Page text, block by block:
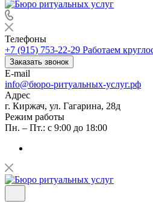
Телефоны
+7 (915) 753-22-29 Работаем
Заказать звонок
E-mail
info@бюро-ритуальных-услуг.рф
Адрес
г. Киржач, ул. Гагарина, 28д
Режим работы
Пн. – Пт.: с 9:00 до 18:00